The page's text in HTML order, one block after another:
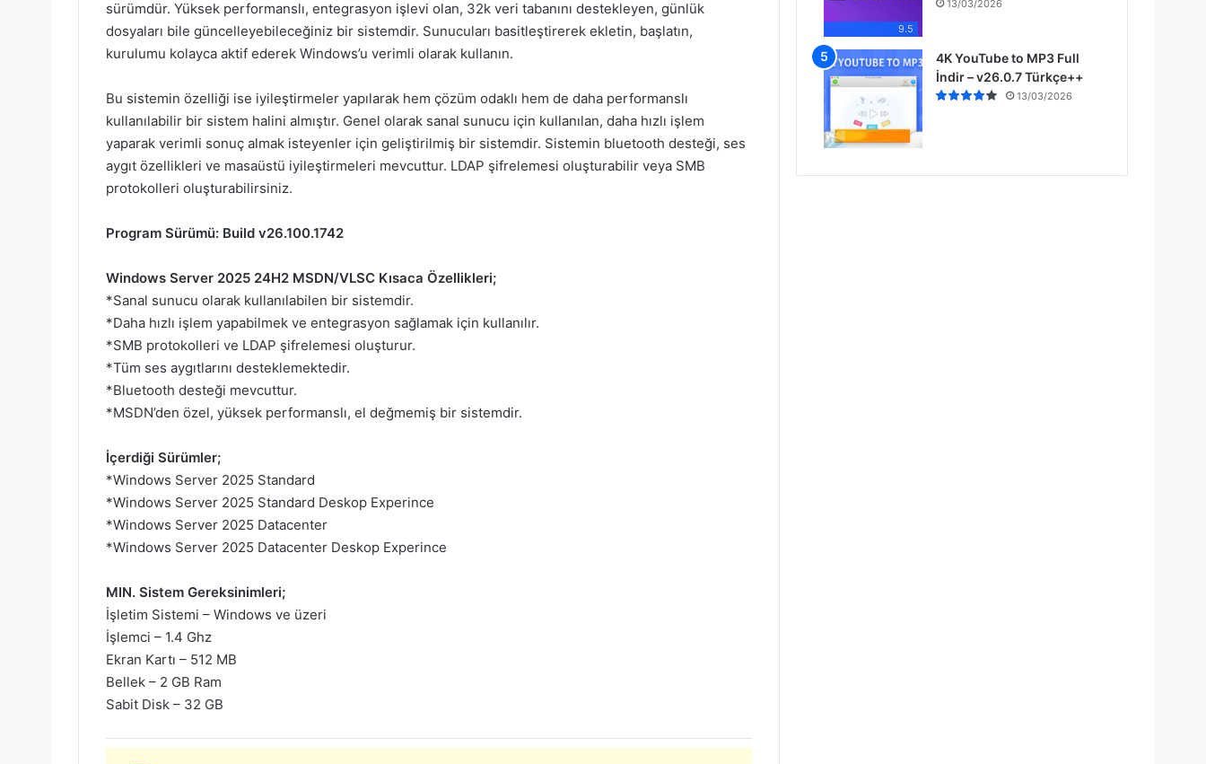
sürümdür. Yüksek performanslı, entegrasyon işlevi olan, 32k veri tabanını destekleyen, günlük
dosyaları bile güncelleyebileceğiniz bir sistemdir. Sunucuları basitleştirerek ekletin, başlatın,
kurulumu kolayca aktif ederek Windows’u verimli olarak kullanın.
Bu sistemin özelliği ise iyileştirmeler yapılarak hem çözüm odaklı hem de daha performanslı
kullanılabilir bir sistem halini almıştır. Genel olarak sanal sunucu için kullanılan, daha hızlı işlem
yaparak verimli sonuç almak isteyenler için geliştirilmiş bir sistemdir. Sistemin bluetooth desteği, ses
aygıt özellikleri ve masaüstü iyileştirmeleri mevcuttur. LDAP şifrelemesi oluşturabilir veya SMB
protokolleri oluşturabilirsiniz.
Program Sürümü: Build v26.100.1742
Windows Server 2025 24H2 MSDN/VLSC Kısaca Özellikleri;
*Sanal sunucu olarak kullanılabilen bir sistemdir.
*Daha hızlı işlem yapabilmek ve entegrasyon sağlamak için kullanılır.
*SMB protokolleri ve LDAP şifrelemesi oluşturur.
*Tüm ses aygıtlarını desteklemektedir.
*Bluetooth desteği mevcuttur.
*MSDN’den özel, yüksek performanslı, el değmemiş bir sistemdir.
İçerdiği Sürümler;
*Windows Server 2025 Standard
*Windows Server 2025 Standard Deskop Experince
*Windows Server 2025 Datacenter
*Windows Server 2025 Datacenter Deskop Experince
MIN. Sistem Gereksinimleri;
İşletim Sistemi – Windows ve üzeri
İşlemci – 1.4 Ghz
Ekran Kartı – 512 MB
Bellek – 2 GB Ram
Sabit Disk – 32 GB
9.5
13/03/2026
4K YouTube to MP3 Full
İndir – v26.0.7 Türkçe++
13/03/2026